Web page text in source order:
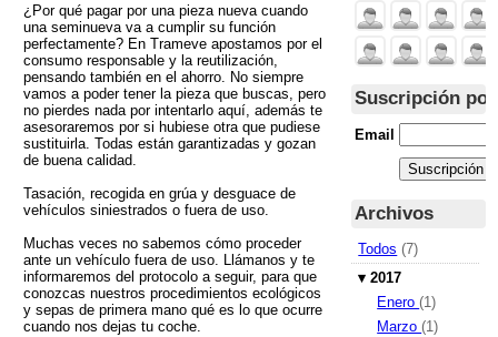
¿Por qué pagar por una pieza nueva cuando
una seminueva va a cumplir su función
perfectamente? En Trameve apostamos por el
consumo responsable y la reutilización,
pensando también en el ahorro. No siempre
vamos a poder tener la pieza que buscas, pero
no pierdes nada por intentarlo aquí, además te
asesoraremos por si hubiese otra que pudiese
sustituirla. Todas están garantizadas y gozan
de buena calidad.
Tasación, recogida en grúa y desguace de
vehículos siniestrados o fuera de uso.
Muchas veces no sabemos cómo proceder
ante un vehículo fuera de uso. Llámanos y te
informaremos del protocolo a seguir, para que
conozcas nuestros procedimientos ecológicos
y sepas de primera mano qué es lo que ocurre
cuando nos dejas tu coche.
Suscripción
Email
Archivos
Todos (7)
▾ 2017
Enero(1)
Marzo(1)